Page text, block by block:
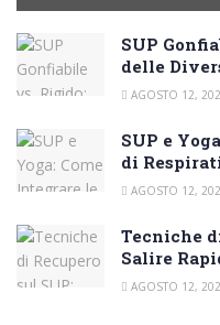
SUP
delle
AGOSTO 12,
SUP e
di
AGOSTO 12,
Tecniche
Salire
AGOSTO 12,